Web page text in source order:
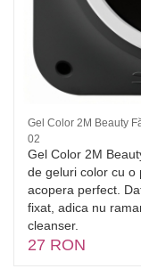
Gel Color 2M Beauty
02
Gel Color 2M
de geluri color cu o
acopera perfect.
fixat, adica nu
cleanser.
27 RON